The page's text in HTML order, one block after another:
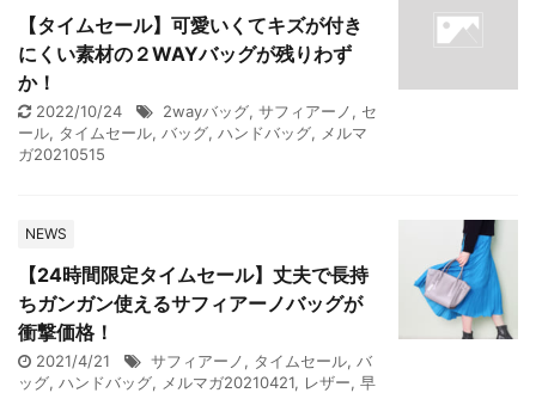
【タイムセール】可愛いくてキズが付き
にくい素材の２WAYバッグが残りわず
か！
2022/10/24 2wayバッグ, サフィアーノ, セ
ール, タイムセール, バッグ, ハンドバッグ, メルマ
ガ20210515
NEWS
【24時間限定タイムセール】丈夫で長持
ちガンガン使えるサフィアーノバッグが
衝撃価格！
2021/4/21 サフィアーノ, タイムセール, バ
ッグ, ハンドバッグ, メルマガ20210421, レザー, 早